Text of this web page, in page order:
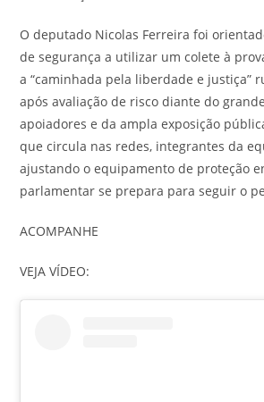
O deputado Nicolas Ferreira foi
de segurança a utilizar um colete à
a “caminhada pela liberdade e justiça”
após avaliação de risco diante do
apoiadores e da ampla exposição
que circula nas redes, integrantes da
ajustando o equipamento de proteção
parlamentar se prepara para seguir o
ACOMPANHE
VEJA VÍDEO: